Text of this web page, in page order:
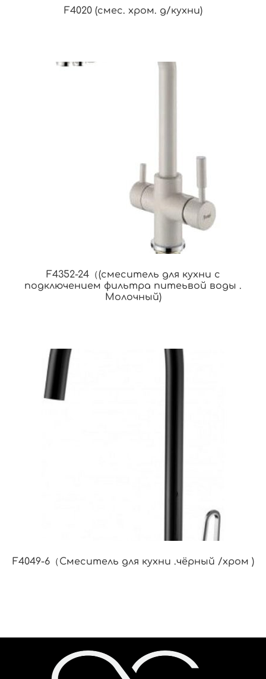
F4020 (смес. хром. д/кухни)
F4352-24（(смеситель для кухни с
подключением фильтра питеьвой воды .
Молочный)
F4049-6（Смеситель для кухни .чёрный /хром )